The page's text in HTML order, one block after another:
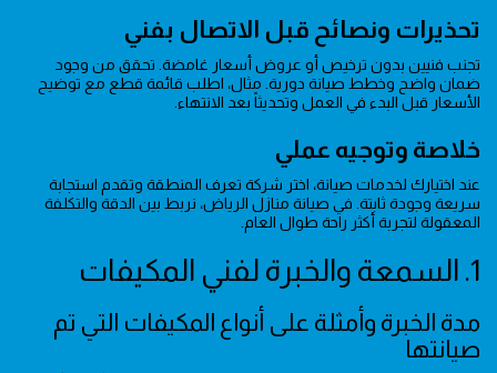
تحذيرات ونصائح قبل الاتصال بفني
تجنب فنيين بدون ترخيص أو عروض أسعار غامضة. تحقق من وجود
ضمان واضح وخطط صيانة دورية. مثال، اطلب قائمة قطع مع توضيح
الأسعار قبل البدء في العمل وتحديثاً بعد الانتهاء.
خلاصة وتوجيه عملي
عند اختيارك لخدمات صيانة، اختر شركة تعرف المنطقة وتقدم استجابة
سريعة وجودة ثابتة. في صيانة منازل الرياض، نربط بين الدقة والتكلفة
المعقولة لتجربة أكثر راحة طوال العام.
1. السمعة والخبرة لفني المكيفات
مدة الخبرة وأمثلة على أنواع المكيفات التي تم
صيانتها